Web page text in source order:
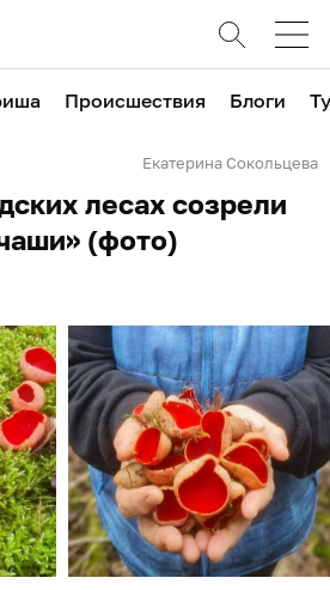
Происшествия Блоги
Екатерина Сокольцева
лесах созрели
(фото)